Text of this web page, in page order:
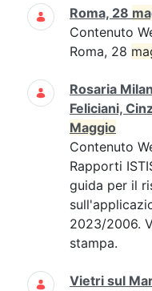
Roma, 28
Contenuto
Roma, 28
Rosaria
Feliciani,
Maggio
Contenuto
Rapporti
guida per il
2023/2006.
stampa.
Vietri sul